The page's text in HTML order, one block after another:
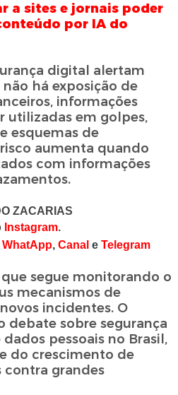
a sites e jornais poder
por IA do
digital alertam
há exposição de
informações
utilizadas em golpes,
esquemas de
aumenta quando
com informações
ZACARIAS
Instagram.
WhatApp,Canal eTelegram
segue monitorando o
mecanismos de
incidentes. O
debate sobre segurança
pessoais no Brasil,
do crescimento de
contra grandes